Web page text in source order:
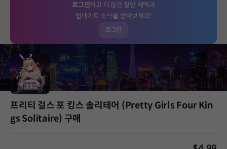
로그인하고 더 많은 할인 혜택과
업데이트 소식을 받아보세요!
로그인
프리티 걸스 포 킹스 솔리테어 (Pretty Girls Four Kin
gs Solitaire) 구매